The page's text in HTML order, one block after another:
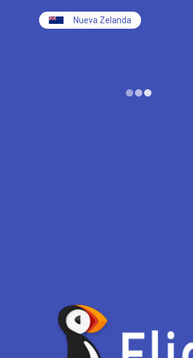
Nueva Zelanda